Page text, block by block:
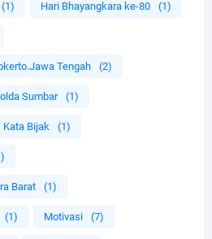
(1) Hari Bhayangkara ke-80 (1)
Tengah (2)
Sumbar (1)
Kata Bijak (1)
Barat (1)
(1) Motivasi (7)